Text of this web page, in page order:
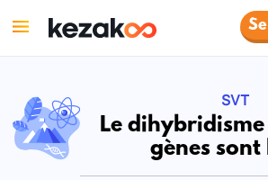
SVT
Le dihybridisme
gènes sont